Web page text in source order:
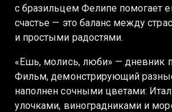
с бразильцем Фелипе помогает
счастье — это баланс между
и простыми радостями.
«Ешь, молись, люби» — дневник
Фильм, демонстрирующий
наполнен сочными цветами:
улочками, виноградниками и